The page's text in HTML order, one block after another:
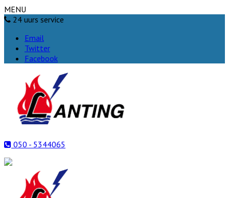
MENU
24 uurs service
Email
Twitter
Facebook
050 - 5344065